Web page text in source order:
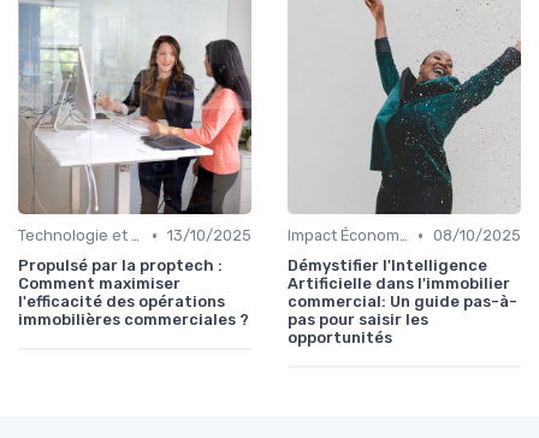
Technologie et Innovation en Gestion Immobilière • 13/10/2025
Propulsé par la proptech :
Comment maximiser
l'efficacité des opérations
immobilières commerciales ?
Impact Économique et Financier • 08/10/2025
Démystifier l'Intelligence
Artificielle dans l'immobilier
commercial: Un guide pas-à-
pas pour saisir les
opportunités